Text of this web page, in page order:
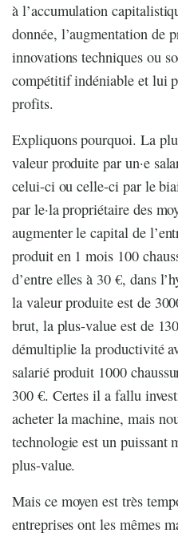
à l’accumulation
donnée, l’augmentation de
innovations techniques ou
compétitif indéniable et lui
profits.
Expliquons pourquoi. La
valeur produite par un·e
celui-ci ou celle-ci par le
par le·la propriétaire des
augmenter le capital de
produit en 1 mois 100
d’entre elles à 30 €, dans
la valeur produite est de
brut, la plus-value est de
démultiplie la productivité
salarié produit 1000
300 €. Certes il a fallu
acheter la machine, mais
technologie est un puissant
plus-value.
Mais ce moyen est très
entreprises ont les mêmes